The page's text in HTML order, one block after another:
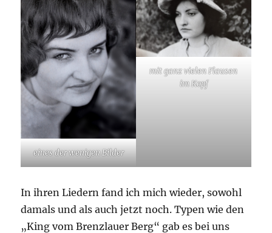
eines der wenigen Bilder
mit ganz vielen Flausen
im Kopf
In ihren Liedern fand ich mich wieder, sowohl
damals und als auch jetzt noch. Typen wie den
„King vom Brenzlauer Berg“ gab es bei uns